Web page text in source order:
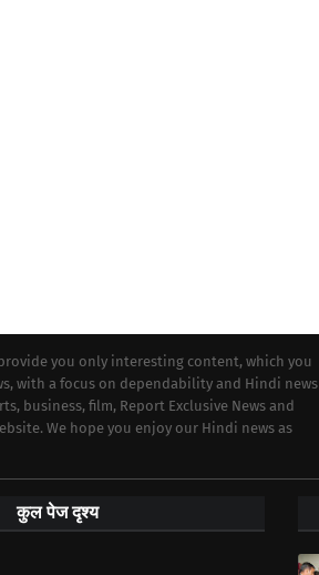
you only interesting content, which you
with a focus on dependability and Hindi news
business, film, Report Exclusive News and
We hope you enjoy our Hindi news as
कुल पेज दृश्य